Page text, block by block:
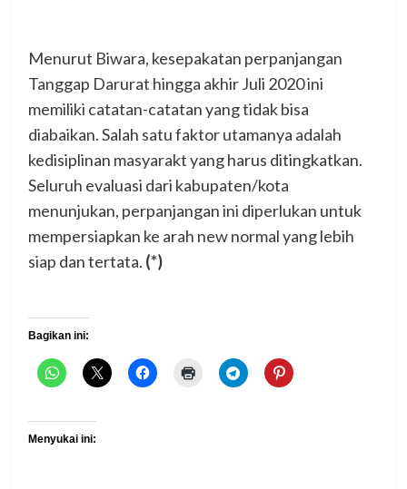
Menurut Biwara, kesepakatan perpanjangan
Tanggap Darurat hingga akhir Juli 2020 ini
memiliki catatan-catatan yang tidak bisa
diabaikan. Salah satu faktor utamanya adalah
kedisiplinan masyarakt yang harus ditingkatkan.
Seluruh evaluasi dari kabupaten/kota
menunjukan, perpanjangan ini diperlukan untuk
mempersiapkan ke arah new normal yang lebih
siap dan tertata. (*)
Bagikan ini:
Menyukai ini: